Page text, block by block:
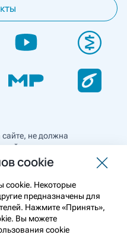
не должна
диагностики и лечения
консультации врача. Перед
Информация
отпуска
фармацевтических
cookie
cookie. Некоторые
предназначены для
Нажмите «Принять»,
Вы можете
cookie